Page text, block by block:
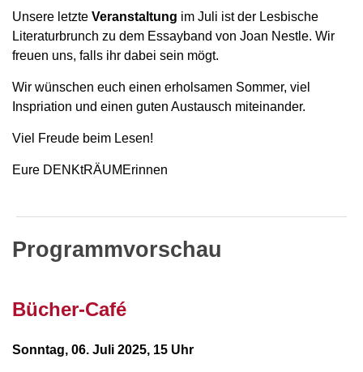
Unsere letzte Veranstaltung im Juli ist der Lesbische
Literaturbrunch zu dem Essayband von Joan Nestle. Wir
freuen uns, falls ihr dabei sein mögt.
Wir wünschen euch einen erholsamen Sommer, viel
Inspriation und einen guten Austausch miteinander.
Viel Freude beim Lesen!
Eure DENKtRÄUMErinnen
Programmvorschau
Bücher-Café
Sonntag, 06. Juli 2025, 15 Uhr